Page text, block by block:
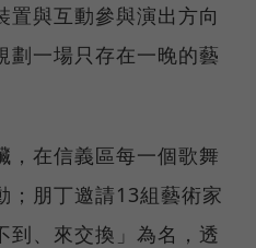
置與互動參與演出方向
劃一場只存在一晚的藝
，在信義區每一個歌舞
；朋丁邀請13組藝術家
到、來交換」為名，透